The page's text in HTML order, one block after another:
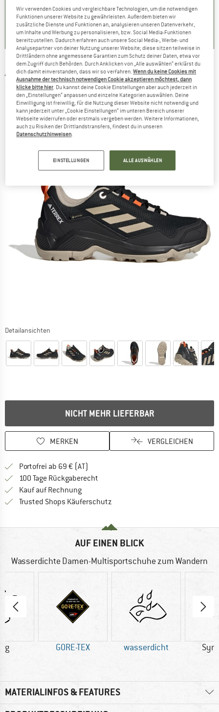
1
5,0(4) 5,0(7)
ADIDAS TERREX -Women's Terrex Eastrail
GTX - Multisportschuhe
(0)
Detailansichten
NICHT MEHR LIEFERBAR
MERKEN VERGLEICHEN
Portofrei ab 69 € (AT)
100 Tage Rückgaberecht
Kauf auf RechnungFinde die Zahlungs-Infos hier! Öffnet
Trusted Shops Käuferschutz
AUF EINEN BLICK
Wasserdichte Damen-Multisportschuhe zum Wandern
g GORE-TEX wasserdicht
MATERIALINFOS & FEATURES
Wir verwenden Cookies und vergleichbare Technologien, um die notwendigen
Funktionen unserer Website zu gewährleisten. Außerdem bieten wir
zusätzliche Dienste und Funktionen an, analysieren unseren Datenverkehr,
um Inhalte und Werbung zu personalisieren, bzw. Social Media-Funktionen
bereitzustellen. Dadurch erfahren auch unsere Social Media-, Werbe- und
Analysepartner von deiner Nutzung unserer Website; diese sitzen teilweise in
Drittländern ohne angemessene Garantien zum Schutz deiner Daten, etwa vor
dem Zugriff durch Behörden. Durch Anklicken von „Alle auswählen“ erklärst du
dich damit einverstanden, dass wir so verfahren.Wenn du keine Cookies mit
Ausnahme der technisch notwendigen Cookie akzeptieren möchtest, dann
klicke bitte hier . Du kannst deine Cookie Einstellungen aber auch jederzeit in
den „Einstellungen“ anpassen und einzelne Kategorien auswählen. Deine
Einwilligung ist freiwillig, für die Nutzung dieser Website nicht notwendig und
kann jederzeit unter „Cookie Einstellungen“ im unteren Bereich unserer
Webseite widerrufen oder erstmals vergeben werden. Weitere Informationen,
auch zu Risiken der Drittlandstransfers, findest du in unseren
Datenschutzhinweisen
EINSTELLUNGEN ALLE AUSWÄHLEN